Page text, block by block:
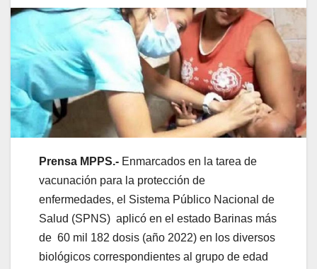
Prensa MPPS.- Enmarcados en la tarea de
vacunación para la protección de
enfermedades, el Sistema Público Nacional de
Salud (SPNS) aplicó en el estado Barinas más
de 60 mil 182 dosis (año 2022) en los diversos
biológicos correspondientes al grupo de edad